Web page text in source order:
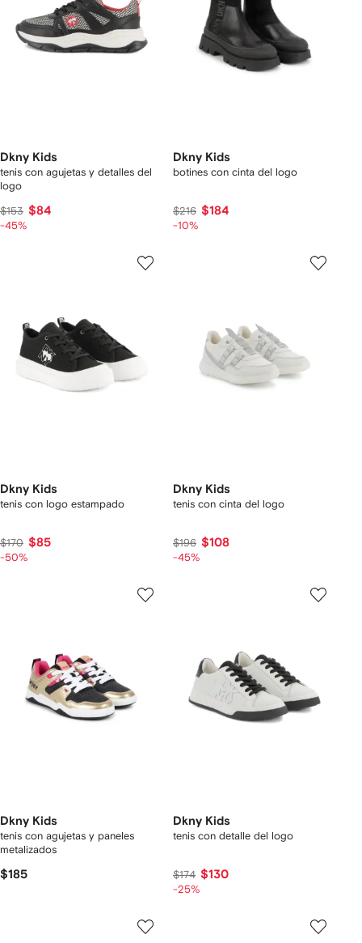
Dkny Kids
tenis con agujetas y detalles del
logo
$153 $84
-45%
Dkny Kids
botines con cinta del logo
$216 $184
-10%
Dkny Kids
tenis con logo estampado
$170 $85
-50%
Dkny Kids
tenis con cinta del logo
$196 $108
-45%
Dkny Kids
tenis con agujetas y paneles
metalizados
$185
Dkny Kids
tenis con detalle del logo
$174 $130
-25%